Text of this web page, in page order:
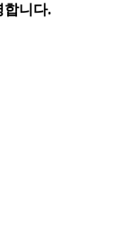
합니다.